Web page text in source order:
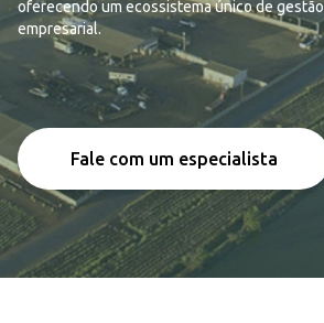
oferecendo um ecossistema único de gestão
empresarial.
Fale com um especialista